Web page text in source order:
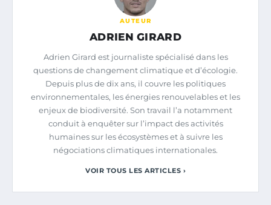
AUTEUR
ADRIEN GIRARD
Adrien Girard est journaliste spécialisé dans les
questions de changement climatique et d’écologie.
Depuis plus de dix ans, il couvre les politiques
environnementales, les énergies renouvelables et les
enjeux de biodiversité. Son travail l’a notamment
conduit à enquêter sur l’impact des activités
humaines sur les écosystèmes et à suivre les
négociations climatiques internationales.
VOIR TOUS LES ARTICLES ›